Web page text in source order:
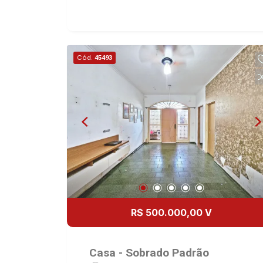
Vista | Ribeirão Preto.
Cód. 45493
R$ 500.000,00 V
Casa - Sobrado Padrão